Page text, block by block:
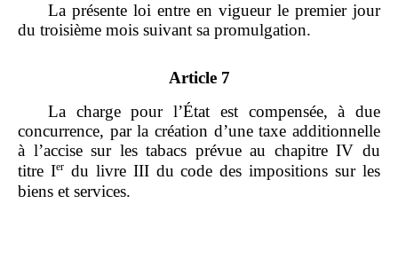
La présente loi entre en vigueur le premier jour
du troisième mois suivant sa promulgation.
Article 7
La charge pour l’État est compensée, à due
concurrence, par la création d’une taxe additionnelle
à l’accise sur les tabacs prévue au chapitre IV du
titre Ierdu livre III du code des impositions sur les
biens et services.